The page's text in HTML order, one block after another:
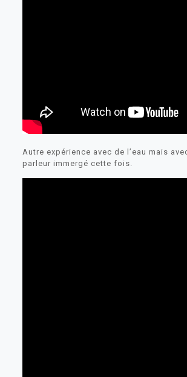
Autre expérience avec de l’eau mais
parleur immergé cette fois.